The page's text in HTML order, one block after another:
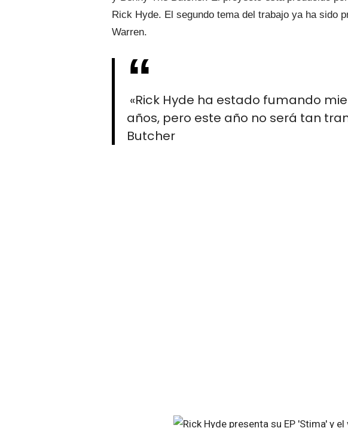
Rick Hyde. El segundo tema del trabajo ya ha sido
Warren.
«Rick Hyde ha estado fumando
años, pero este año no será tan
Butcher